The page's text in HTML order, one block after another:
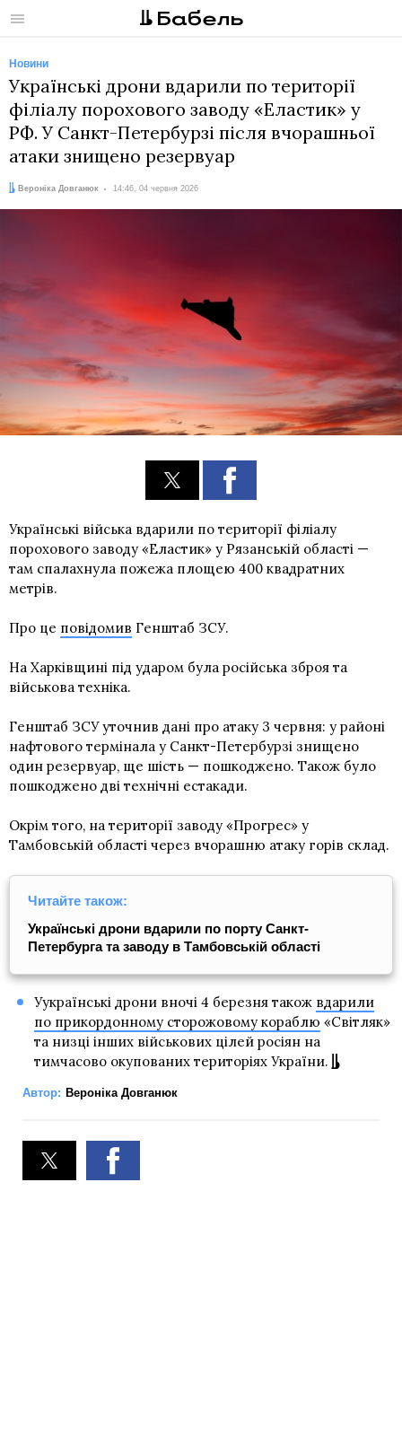
Меню
Новини
Українські дрони вдарили по території
філіалу порохового заводу «Еластик» у
РФ. У Санкт-Петербурзі після вчорашньої
атаки знищено резервуар
Автор:
Вероніка Довганюк
Дата: 14:46, 04 червня 2026
Українські війська вдарили по території філіалу
порохового заводу «Еластик» у Рязанській області —
там спалахнула пожежа площею 400 квадратних
метрів.
Про це повідомив Генштаб ЗСУ.
На Харківщині під ударом була російська зброя та
військова техніка.
Генштаб ЗСУ уточнив дані про атаку 3 червня: у районі
нафтового термінала у Санкт-Петербурзі знищено
один резервуар, ще шість — пошкоджено. Також було
пошкоджено дві технічні естакади.
Окрім того, на території заводу «Прогрес» у
Тамбовській області через вчорашню атаку горів склад.
Читайте також:
Українські дрони вдарили по порту Санкт-
Петербурга та заводу в Тамбовській області
Уукраїнські дрони вночі 4 березня також вдарили
по прикордонному сторожовому кораблю «Світляк»
та низці інших військових цілей росіян на
тимчасово окупованих територіях України.
Автор: Вероніка Довганюк